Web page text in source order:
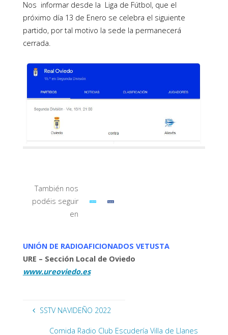
Nos informar desde la Liga de Fútbol, que el
próximo día 13 de Enero se celebra el siguiente
partido, por tal motivo la sede la permanecerá
cerrada.
También nos
podéis seguir
en
UNIÓN DE RADIOAFICIONADOS VETUSTA
URE – Sección Local de Oviedo
www.ureoviedo.es
SSTV NAVIDEÑO 2022
Comida Radio Club Escudería Villa de Llanes